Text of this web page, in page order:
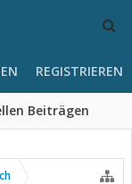
Beiträgen
REGISTRIEREN